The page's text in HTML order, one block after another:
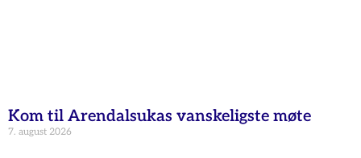
Kom til Arendalsukas vanskeligste møte
7. august 2026